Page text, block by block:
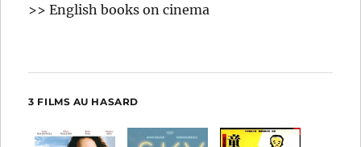
>> English books on cinema
3 FILMS AU HASARD